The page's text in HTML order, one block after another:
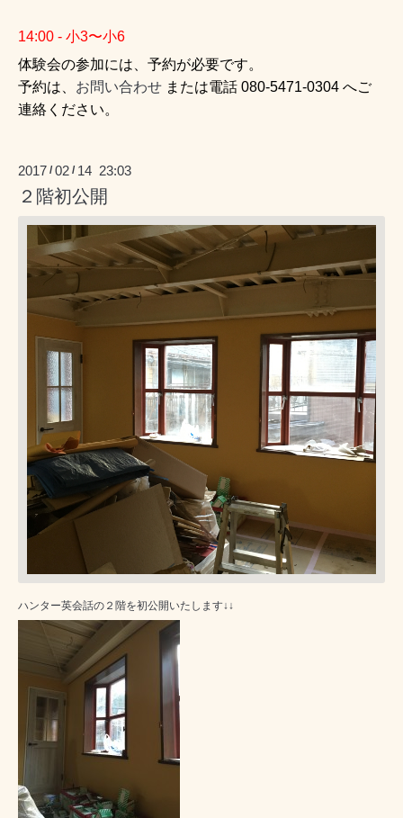
14:00 - 小3〜小6
体験会の参加には、予約が必要です。
予約は、 お問い合わせ または電話 080-5471-0304 へご
連絡ください。
2017 /02 / 14 23:03
２階初公開
ハンター英会話の２階を初公開いたします↓↓